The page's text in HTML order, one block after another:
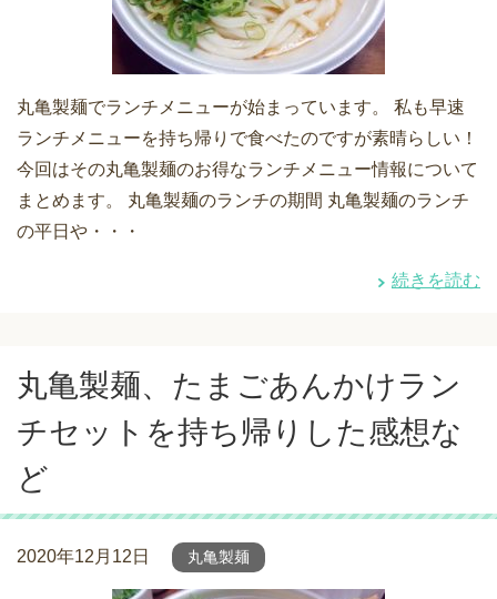
丸亀製麺でランチメニューが始まっています。 私も早速
ランチメニューを持ち帰りで食べたのですが素晴らしい！
今回はその丸亀製麺のお得なランチメニュー情報について
まとめます。 丸亀製麺のランチの期間 丸亀製麺のランチ
の平日や・・・
続きを読む
丸亀製麺、たまごあんかけラン
チセットを持ち帰りした感想な
ど
2020年12月12日 丸亀製麺